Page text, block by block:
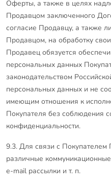
Оферты, а также в целях
Продавцом заключенного
согласие Продавцу, а также
Продавцом, на обработку
Продавец обязуется
персональных данных
законодательством
персональных данных и не
имеющим отношения к
Покупателя без соблюдения
конфиденциальности.
9.3. Для связи с Покупателем
различные
е-mail рассылки и т. п.